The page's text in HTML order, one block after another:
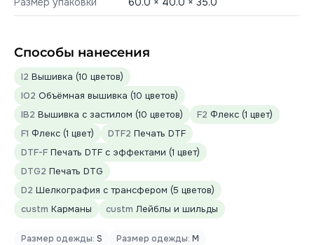
Способы нанесения
I2 Вышивка (10 цветов)
IO2 Объёмная вышивка (10 цветов)
IB2 Вышивка с застилом (10 цветов) F2 Флекс (1 цвет)
F1 Флекс (1 цвет) DTF2 Печать DTF
DTF-F Печать DTF с эффектами (1 цвет)
DTG2 Печать DTG
D2 Шелкография с трансфером (5 цветов)
custm Карманы custm Лейблы и шильды
Размер одежды: S Размер одежды: M